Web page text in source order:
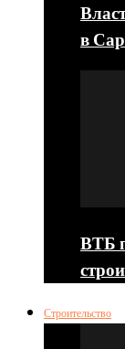
в
ВТБ
Строительство